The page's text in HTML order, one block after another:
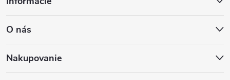
p
ä
O nás
Nakupovanie